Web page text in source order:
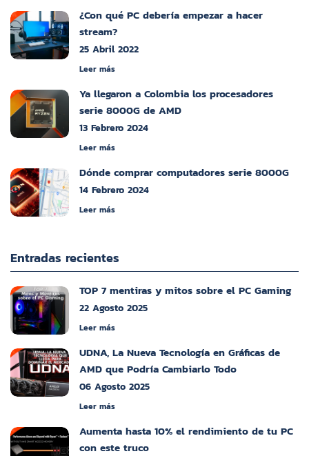
¿Con qué PC debería empezar a hacer
stream?
25 Abril 2022
Leer más
Ya llegaron a Colombia los procesadores
serie 8000G de AMD
13 Febrero 2024
Leer más
Dónde comprar computadores serie 8000G
14 Febrero 2024
Leer más
Entradas recientes
TOP 7 mentiras y mitos sobre el PC Gaming
22 Agosto 2025
Leer más
UDNA, La Nueva Tecnología en Gráficas de
AMD que Podría Cambiarlo Todo
06 Agosto 2025
Leer más
Aumenta hasta 10% el rendimiento de tu PC
con este truco